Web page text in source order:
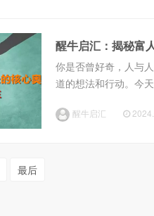
醒牛启汇：揭秘富
你是否曾好奇，人与
道的想法和行动。今
一个亿的存款，你打算
醒牛启汇
最后